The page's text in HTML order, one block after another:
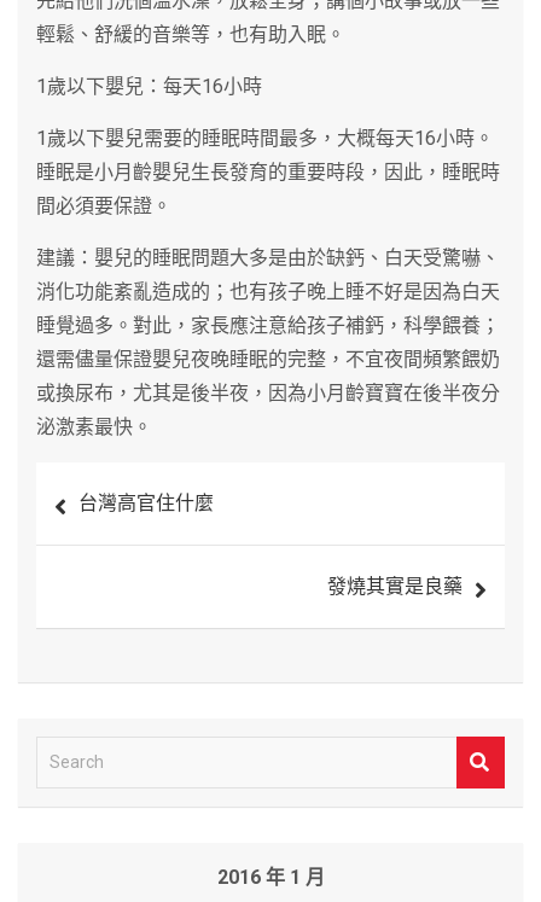
輕鬆、舒緩的音樂等，也有助入眠。
1歲以下嬰兒：每天16小時
1歲以下嬰兒需要的睡眠時間最多，大概每天16小時。
睡眠是小月齡嬰兒生長發育的重要時段，因此，睡眠時
間必須要保證。
建議：嬰兒的睡眠問題大多是由於缺鈣、白天受驚嚇、
消化功能紊亂造成的；也有孩子晚上睡不好是因為白天
睡覺過多。對此，家長應注意給孩子補鈣，科學餵養；
還需儘量保證嬰兒夜晚睡眠的完整，不宜夜間頻繁餵奶
或換尿布，尤其是後半夜，因為小月齡寶寶在後半夜分
泌激素最快。
章
導
台灣高官住什麼
發燒其實是良藥
e
2016 年 1 月